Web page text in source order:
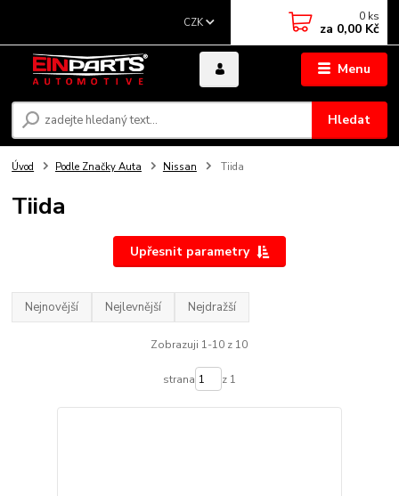
Menu
CZK
Hledat
0 ks
za 0,00 Kč
Úvod Podle Značky Auta Nissan Tiida
Tiida
Upřesnit parametry
Nejnovější Nejlevnější Nejdražší
Zobrazuji 1-10 z 10
strana z 1